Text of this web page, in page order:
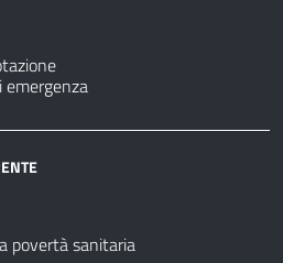
povertà sanitaria